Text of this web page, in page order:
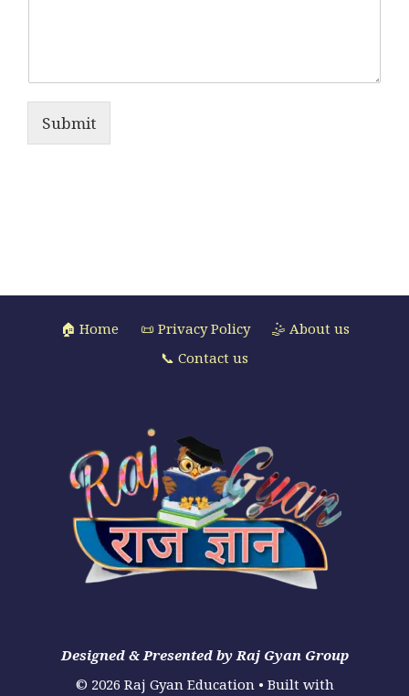
Submit
🏠 Home 📜 Privacy Policy
🤹 About us
📞 Contact us
Designed & Presented by Raj Gyan Group
© 2026 Raj Gyan Education• Built with